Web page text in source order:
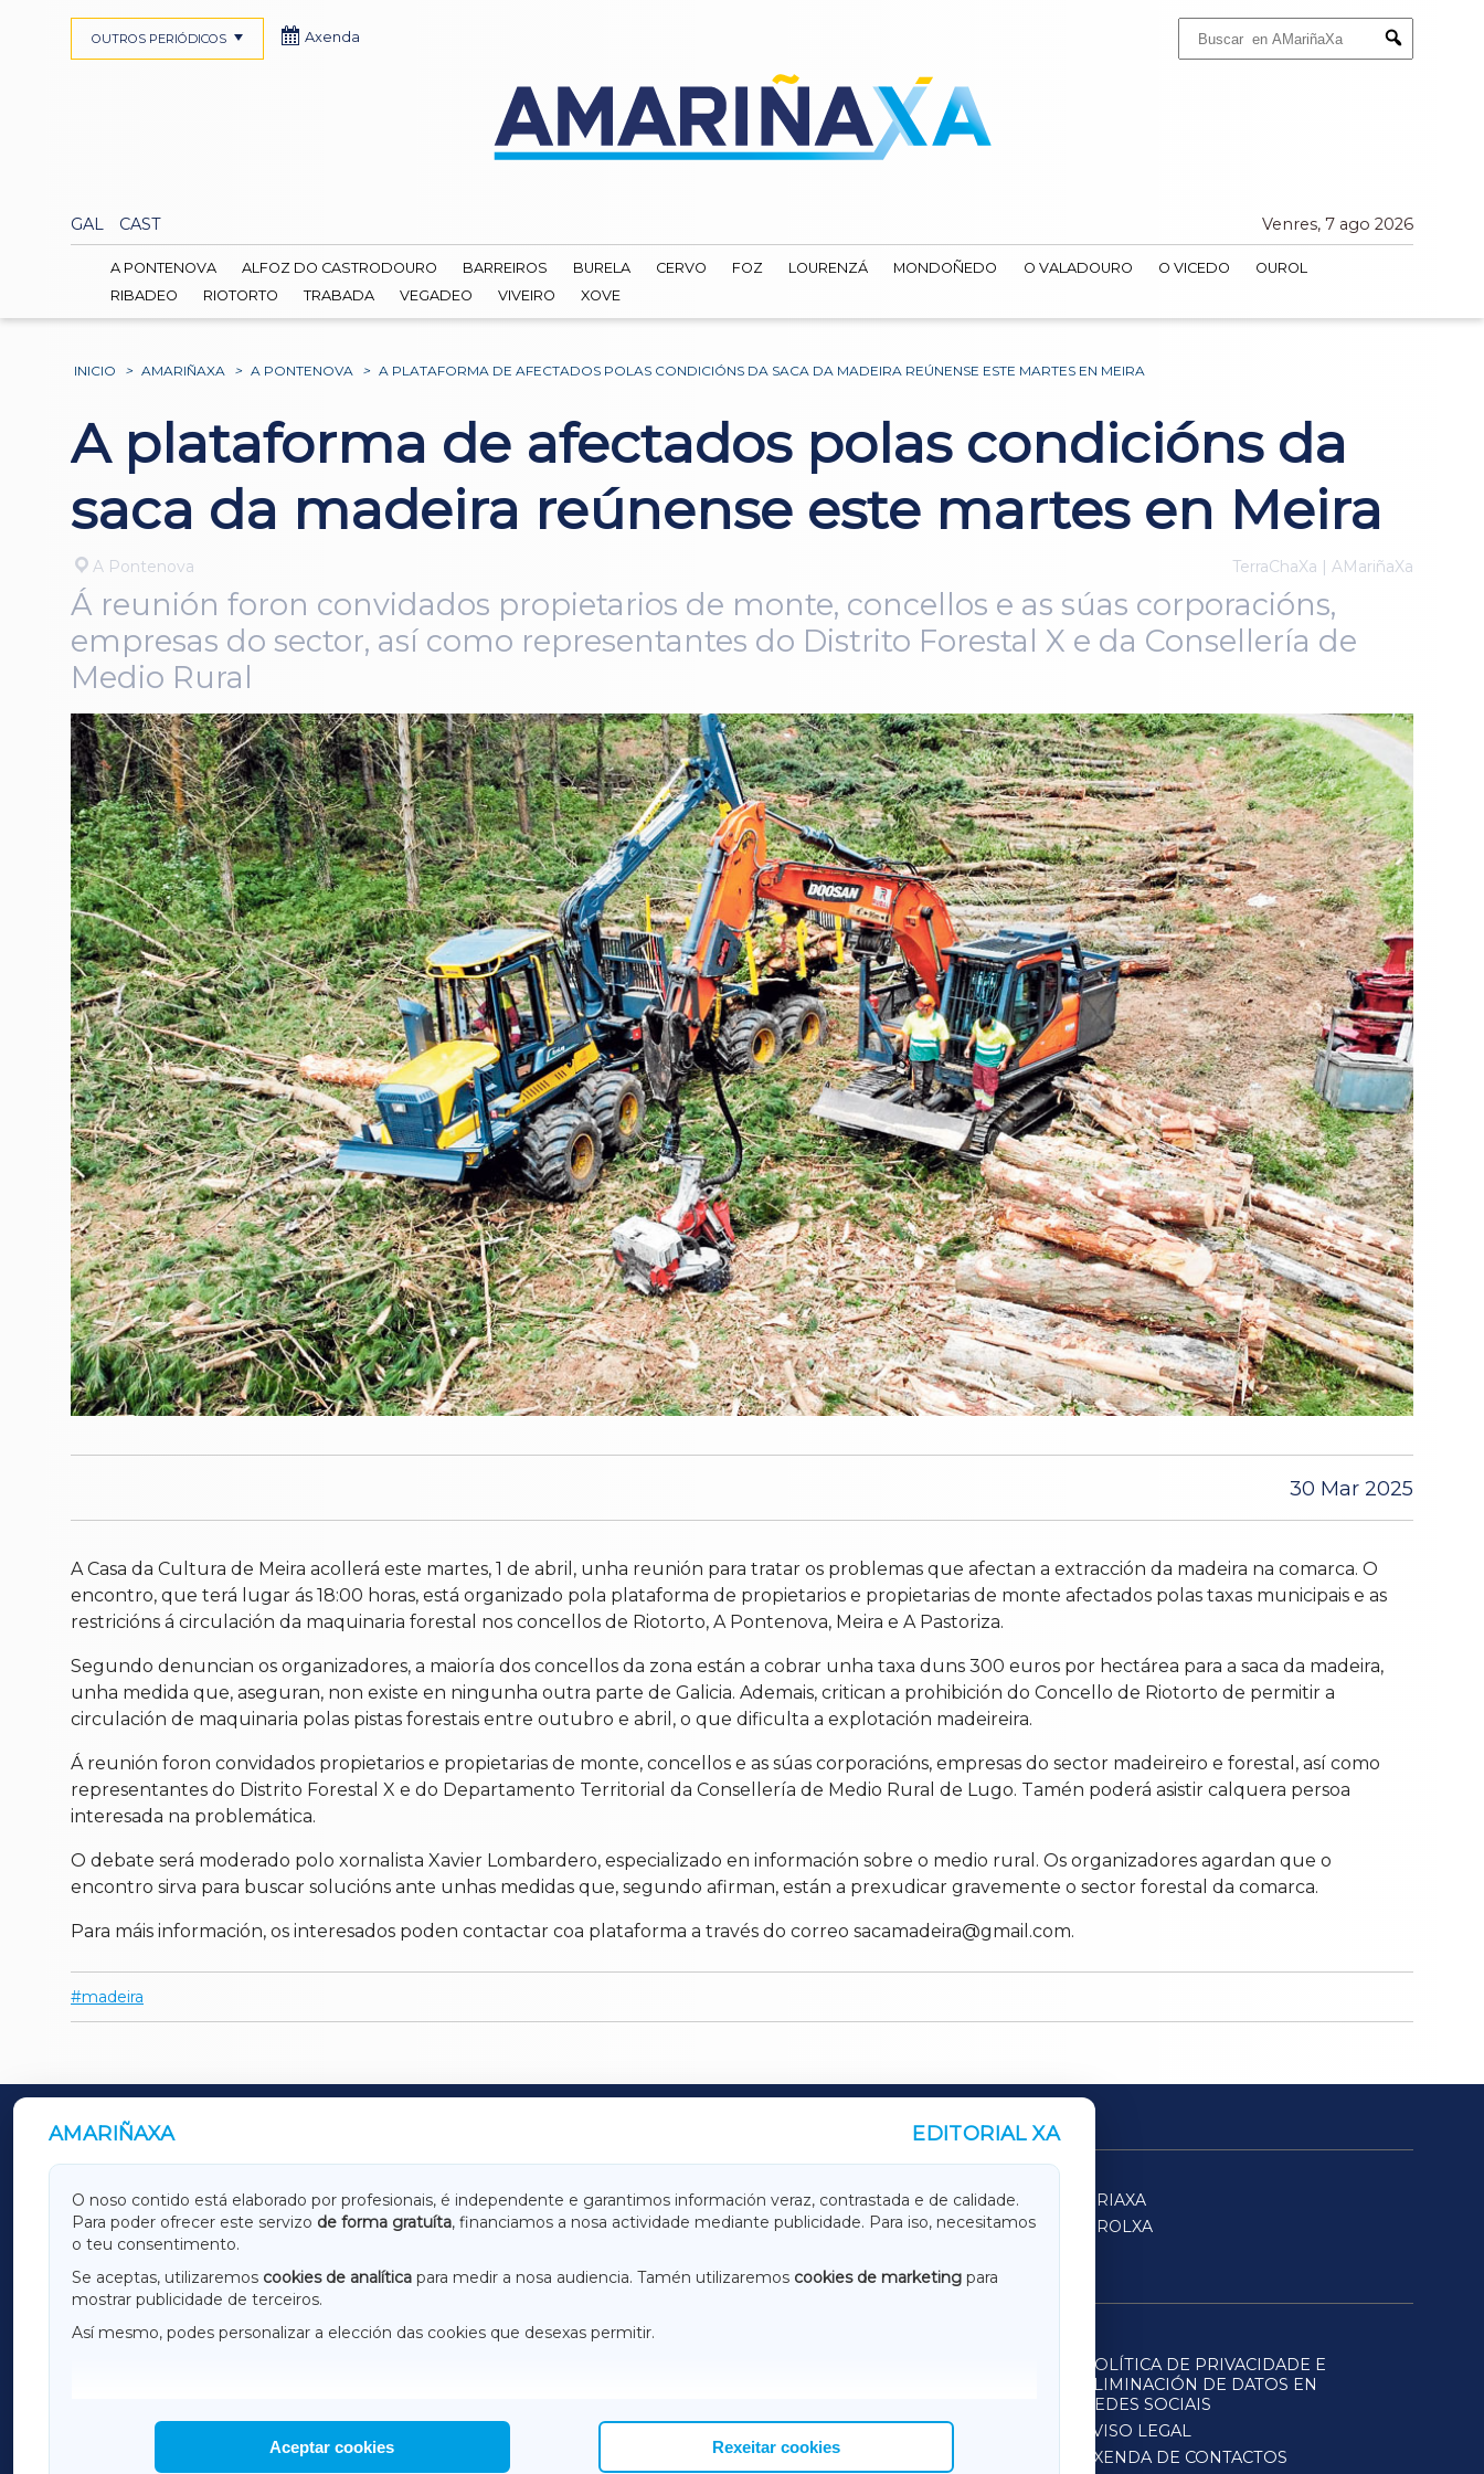
Submit
GAL CAST Venres, 7 ago 2026
OUTROS PERIÓDICOS Axenda
A PONTENOVA ALFOZ DO CASTRODOURO BARREIROS BURELA CERVO FOZ LOURENZÁ MONDOÑEDO O VALADOURO O VICEDO
OUROL
RIBADEO
RIOTORTO TRABADA VEGADEO VIVEIRO XOVE
INICIO > AMARIÑAXA > A PONTENOVA > A PLATAFORMA DE AFECTADOS POLAS CONDICIÓNS DA SACA DA MADEIRA REÚNENSE ESTE MARTES EN MEIRA
A plataforma de afectados polas condicións da
saca da madeira reúnense este martes en Meira
A Pontenova TerraChaXa | AMariñaXa
Á reunión foron convidados propietarios de monte, concellos e as súas corporacións,
empresas do sector, así como representantes do Distrito Forestal X e da Consellería de
Medio Rural
30 Mar 2025
A Casa da Cultura de Meira acollerá este martes, 1 de abril, unha reunión para tratar os problemas que afectan a extracción da madeira na comarca. O
encontro, que terá lugar ás 18:00 horas, está organizado pola plataforma de propietarios e propietarias de monte afectados polas taxas municipais e as
restricións á circulación da maquinaria forestal nos concellos de Riotorto, A Pontenova, Meira e A Pastoriza.
Segundo denuncian os organizadores, a maioría dos concellos da zona están a cobrar unha taxa duns 300 euros por hectárea para a saca da madeira,
unha medida que, aseguran, non existe en ningunha outra parte de Galicia. Ademais, critican a prohibición do Concello de Riotorto de permitir a
circulación de maquinaria polas pistas forestais entre outubro e abril, o que dificulta a explotación madeireira.
Á reunión foron convidados propietarios e propietarias de monte, concellos e as súas corporacións, empresas do sector madeireiro e forestal, así como
representantes do Distrito Forestal X e do Departamento Territorial da Consellería de Medio Rural de Lugo. Tamén poderá asistir calquera persoa
interesada na problemática.
O debate será moderado polo xornalista Xavier Lombardero, especializado en información sobre o medio rural. Os organizadores agardan que o
encontro sirva para buscar solucións ante unhas medidas que, segundo afirman, están a prexudicar gravemente o sector forestal da comarca.
Para máis información, os interesados poden contactar coa plataforma a través do correo sacamadeira@gmail.com.
madeira
AMARIÑAXA EDITORIAL XA
O noso contido está elaborado por profesionais, é independente e garantimos información veraz, contrastada e de calidade.
Para poder ofrecer este servizo de forma gratuíta, financiamos a nosa actividade mediante publicidade. Para iso, necesitamos
o teu consentimento.
Se aceptas, utilizaremos cookies de analítica para medir a nosa audiencia. Tamén utilizaremos cookies de marketing para
mostrar publicidade de terceiros.
Así mesmo, podes personalizar a elección das cookies que desexas permitir.
Aceptar cookies Rexeitar cookies
OUTROS PERIÓDICOS
GALICIAXA LUGOXA TERRACHAXA
SARRIAXA
AMARIÑAXA
RIBEIRASACRAXA ACORUÑAXA
FERROLXA
OURENSEXA
HEMEROTECA
POLÍTICA DE PRIVACIDADE E
ELIMINACIÓN DE DATOS EN
REDES SOCIAIS
AVISO LEGAL
AXENDA DE CONTACTOS